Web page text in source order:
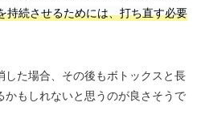
持続させるためには、打ち直す必要
した場合、その後もボトックスと長
かもしれないと思うのが良さそうで